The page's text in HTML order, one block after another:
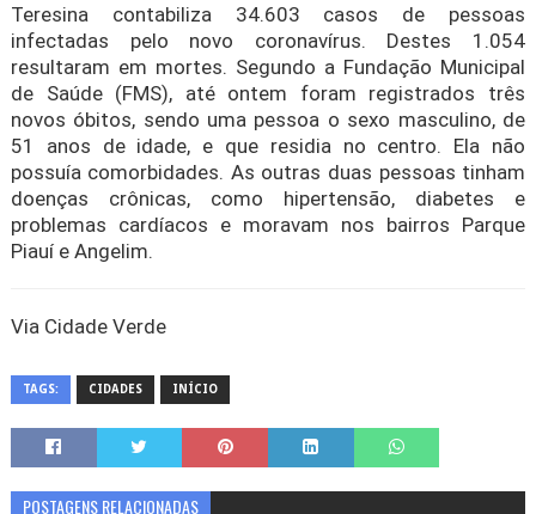
Teresina contabiliza 34.603 casos de pessoas
infectadas pelo novo coronavírus. Destes 1.054
resultaram em mortes. Segundo a Fundação Municipal
de Saúde (FMS), até ontem foram registrados três
novos óbitos, sendo uma pessoa o sexo masculino, de
51 anos de idade, e que residia no centro. Ela não
possuía comorbidades. As outras duas pessoas tinham
doenças crônicas, como hipertensão, diabetes e
problemas cardíacos e moravam nos bairros Parque
Piauí e Angelim.
Via Cidade Verde
TAGS: CIDADES INÍCIO
POSTAGENS RELACIONADAS